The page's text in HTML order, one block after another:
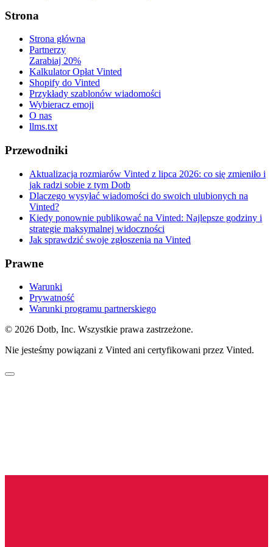
Strona
Strona główna
Partnerzy
Zarabiaj 20%
Kalkulator Opłat Vinted
Shopify do Vinted
Przykłady szablonów wiadomości
Wybieracz emoji
O nas
llms.txt
Przewodniki
Aktualizacja rozmiarów Vinted z lipca 2026: co się zmieniło i
jak radzi sobie z tym Dotb
Dlaczego wysyłać wiadomości do swoich ulubionych na
Vinted?
Kiedy ponownie publikować na Vinted: Najlepsze godziny i
strategie maksymalnej widoczności
Jak sprawdzić swoje zgłoszenia na Vinted
Prawne
Warunki
Prywatność
Warunki programu partnerskiego
© 2026 Dotb, Inc. Wszystkie prawa zastrzeżone.
Nie jesteśmy powiązani z Vinted ani certyfikowani przez Vinted.